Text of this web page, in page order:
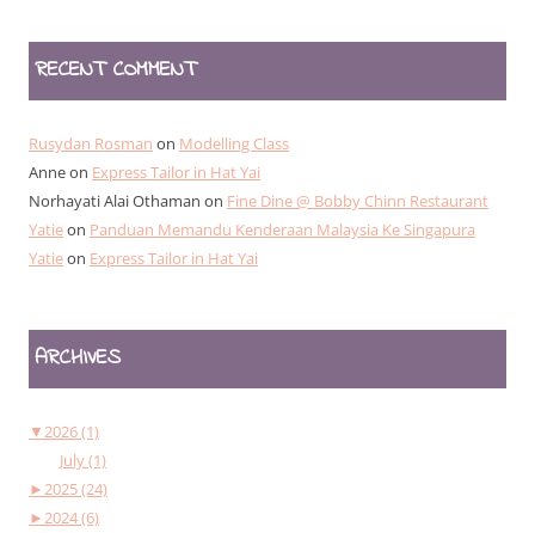
RECENT COMMENT
Rusydan Rosman on Modelling Class
Anneon Express Tailor in Hat Yai
Norhayati Alai Othaman on Fine Dine @ Bobby Chinn Restaurant
Yatieon Panduan Memandu Kenderaan Malaysia Ke Singapura
Yatieon Express Tailor in Hat Yai
ARCHIVES
▼2026 (1)
July (1)
►2025 (24)
►2024 (6)